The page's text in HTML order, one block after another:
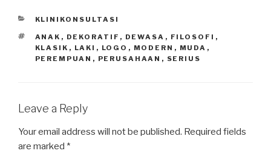
s
A
p
e
b
o
er
CATEGORIES
KLINIKONSULTASI
TAGS
ANAK , DEKORATIF , DEWASA , FILOSOFI ,
KLASIK , LAKI , LOGO , MODERN , MUDA ,
PEREMPUAN , PERUSAHAAN , SERIUS
Leave a Reply
Your email address will not be published. Required fields
are marked *